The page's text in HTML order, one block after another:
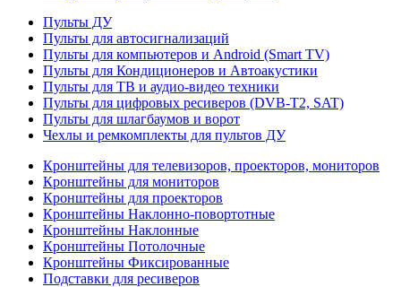
Пульты ДУ
Пульты для автосигнализаций
Пульты для компьютеров и Android (Smart TV)
Пульты для Кондиционеров и Автоакустики
Пульты для ТВ и аудио-видео техники
Пульты для цифровых ресиверов (DVB-T2, SAT)
Пульты для шлагбаумов и ворот
Чехлы и ремкомплекты для пультов ДУ
Кронштейны для телевизоров, проекторов, мониторов
Кронштейны для мониторов
Кронштейны для проекторов
Кронштейны Наклонно-повортотные
Кронштейны Наклонные
Кронштейны Потолочные
Кронштейны Фиксированные
Подставки для ресиверов